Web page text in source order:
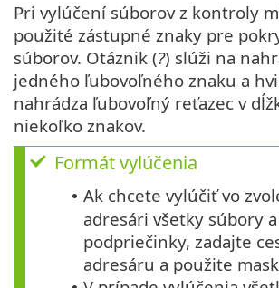
Pri vylúčení súborov z kontroly
použité zástupné znaky pre
súborov. Otáznik (?) slúži na
jedného ľubovoľného znaku a
nahrádza ľubovoľný reťazec v
niekoľko znakov.
Formát vylúčenia
• Ak chcete vylúčiť vo
adresári všetky súbory a
podpriečinky, zadajte
adresáru a použite